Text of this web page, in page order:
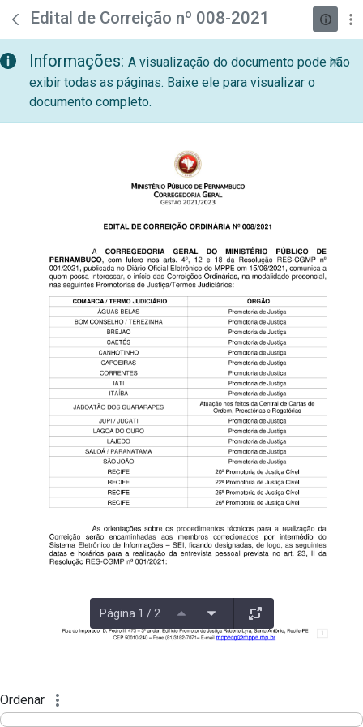
Pular para o Conteúdo principal
teste descricao
Edital de Correição nº 008-2021
Informações: A visualização do documento pode não
exibir todas as páginas. Baixe ele para visualizar o
documento completo.
Página 1 / 2
Ordenar